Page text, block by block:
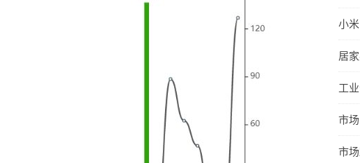
小米
居
工
市场
市